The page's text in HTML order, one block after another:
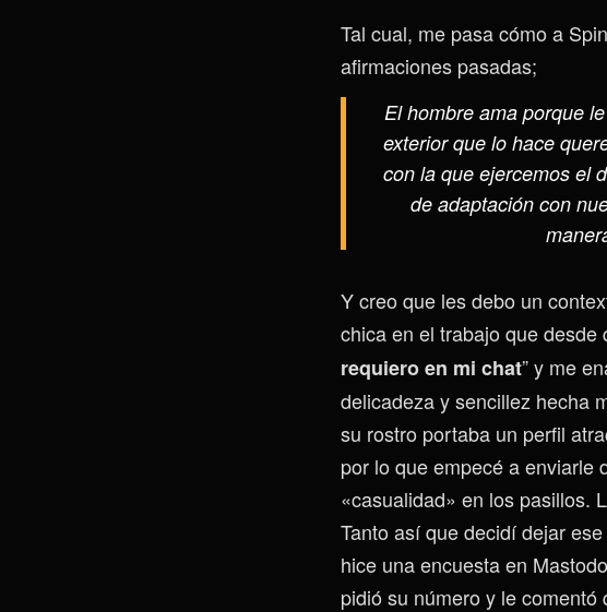
Tal cual, me pasa cómo a
afirmaciones pasadas;
El hombre ama porque
exterior que lo hace
con la que ejercemos el
de adaptación con
Y creo que les debo un
chica en el trabajo que desde
requiero en mi chat” y me
delicadeza y sencillez hecha
su rostro portaba un perfil
por lo que empecé a enviarle
«casualidad» en los pasillos.
Tanto así que decidí dejar
hice una encuesta en
pidió su número y le